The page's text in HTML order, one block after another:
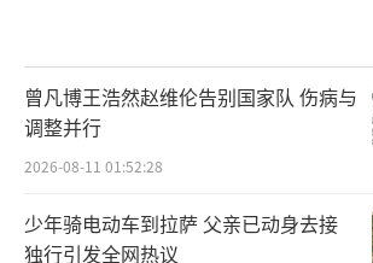
曾凡博王浩然赵维伦告别国家队 伤病与
调整并行
2026-08-11 01:52:28
少年骑电动车到拉萨 父亲已动身去接
独行引发全网热议